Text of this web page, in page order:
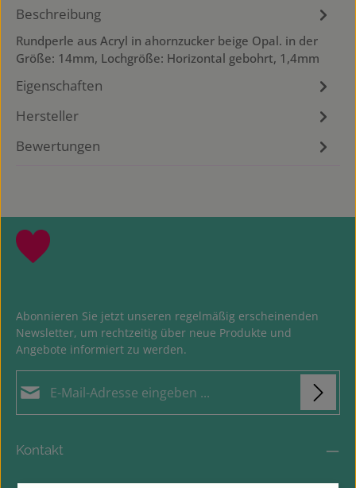
Beschreibung
Rundperle aus Acryl in ahornzucker beige Opal. in der
Größe: 14mm, Lochgröße: Horizontal gebohrt, 1,4mm
Eigenschaften
Hersteller
Bewertungen
Abonnieren Sie jetzt unseren regelmäßig erscheinenden
Newsletter, um rechtzeitig über neue Produkte und
Angebote informiert zu werden.
Ich habe die
Die mit einem Stern (*) markierten Felder sind
Kontakt